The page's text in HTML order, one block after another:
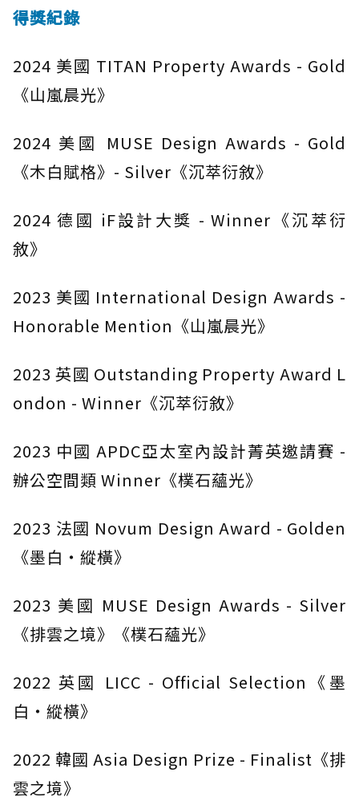
得獎紀錄
2024 美國 TITAN Property Awards - Gold
《山嵐晨光》
2024 美國 MUSE Design Awards - Gold
《木白賦格》- Silver《沉萃衍敘》
2024 德國 iF設計大獎 - Winner《沉萃衍
敘》
2023 美國 International Design Awards -
Honorable Mention《山嵐晨光》
2023 英國 Outstanding Property Award L
ondon - Winner《沉萃衍敘》
2023 中國 APDC亞太室內設計菁英邀請賽 -
辦公空間類 Winner《樸石蘊光》
2023 法國 Novum Design Award - Golden
《墨白・縱橫》
2023 美國 MUSE Design Awards - Silver
《排雲之境》《樸石蘊光》
2022 英國 LICC - Official Selection《墨
白・縱橫》
2022 韓國 Asia Design Prize - Finalist《排
雲之境》